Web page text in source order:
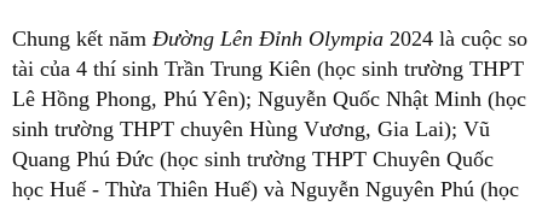
Chung kết năm Đường Lên Đỉnh Olympia 2024 là cuộc so
tài của 4 thí sinh Trần Trung Kiên (học sinh trường THPT
Lê Hồng Phong, Phú Yên); Nguyễn Quốc Nhật Minh (học
sinh trường THPT chuyên Hùng Vương, Gia Lai); Vũ
Quang Phú Đức (học sinh trường THPT Chuyên Quốc
học Huế - Thừa Thiên Huế) và Nguyễn Nguyên Phú (học